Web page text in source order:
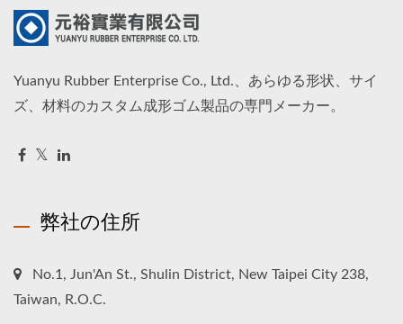
Yuanyu Rubber Enterprise Co., Ltd.、あらゆる形状、サイ
ズ、材料のカスタム成形ゴム製品の専門メーカー。
弊社の住所
No.1, Jun'An St., Shulin District, New Taipei City 238,
Taiwan, R.O.C.